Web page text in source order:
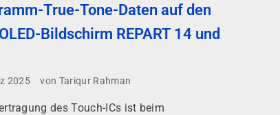
True-Tone-Daten auf den
Bildschirm REPART 14 und
2025 von Tariqur Rahman
des Touch-ICs ist beim